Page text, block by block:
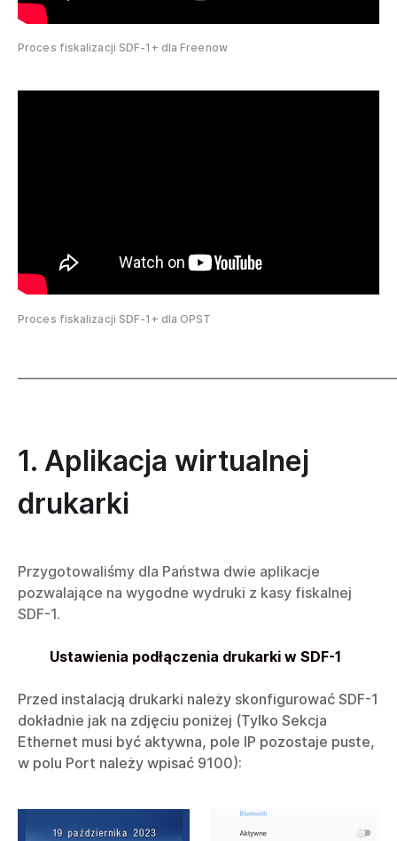
Proces fiskalizacji SDF-1+ dla Freenow
Proces fiskalizacji SDF-1+ dla OPST
1. Aplikacja wirtualnej
drukarki
Przygotowaliśmy dla Państwa dwie aplikacje
pozwalające na wygodne wydruki z kasy fiskalnej
SDF-1.
Ustawienia podłączenia drukarki w SDF-1
Przed instalacją drukarki należy skonfigurować SDF-1
dokładnie jak na zdjęciu poniżej (Tylko Sekcja
Ethernet musi być aktywna, pole IP pozostaje puste,
w polu Port należy wpisać 9100):